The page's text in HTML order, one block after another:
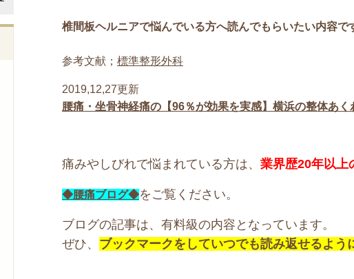
椎間板ヘルニアで悩んでいる方へ読んでもらいたい内容で
参考文献； 標準整形外科
2019,12,27更新
腰痛・坐骨神経痛の【96％が効果を実感】横浜の整体あく
痛みやしびれで悩まれている方は、 業界歴20年以上
◆腰痛ブログ◆をご覧ください。
ブログの記事は、有料級の内容となっています。
ぜひ、 ブックマークをしていつでも読み返せるよう